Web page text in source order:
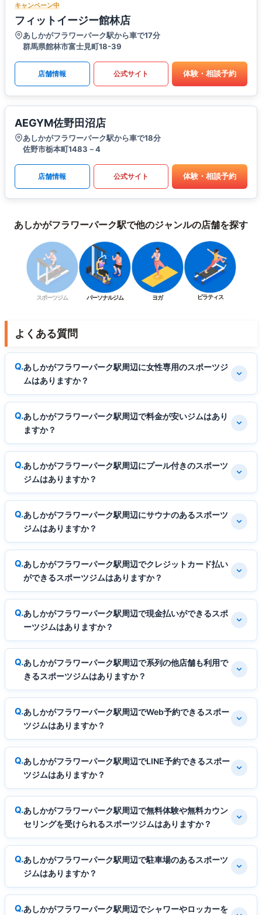
キャンペーン中
フィットイージー館林店
あしかがフラワーパーク駅から車で17分
群馬県館林市富士見町18-39
店舗情報 公式サイト 体験・相談予約
AEGYM佐野田沼店
あしかがフラワーパーク駅から車で18分
佐野市栃本町1483－4
店舗情報 公式サイト 体験・相談予約
あしかがフラワーパーク駅で他のジャンルの店舗を探す
スポーツジム パーソナルジム ヨガ ピラティス
よくある質問
あしかがフラワーパーク駅周辺に女性専用のスポーツジ
ムはありますか？
あしかがフラワーパーク駅周辺で料金が安いジムはあり
ますか？
あしかがフラワーパーク駅周辺にプール付きのスポーツ
ジムはありますか？
あしかがフラワーパーク駅周辺にサウナのあるスポーツ
ジムはありますか？
あしかがフラワーパーク駅周辺でクレジットカード払い
ができるスポーツジムはありますか？
あしかがフラワーパーク駅周辺で現金払いができるスポ
ーツジムはありますか？
あしかがフラワーパーク駅周辺で系列の他店舗も利用で
きるスポーツジムはありますか？
あしかがフラワーパーク駅周辺でWeb予約できるスポー
ツジムはありますか？
あしかがフラワーパーク駅周辺でLINE予約できるスポー
ツジムはありますか？
あしかがフラワーパーク駅周辺で無料体験や無料カウン
セリングを受けられるスポーツジムはありますか？
あしかがフラワーパーク駅周辺で駐車場のあるスポーツ
ジムはありますか？
あしかがフラワーパーク駅周辺でシャワーやロッカーを